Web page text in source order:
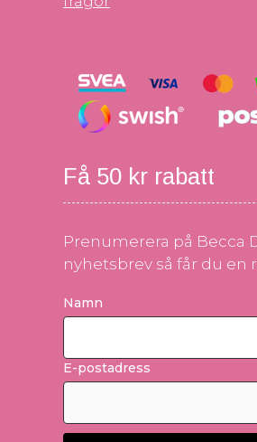
Få 50 kr rabatt
Prenumerera på Becca
nyhetsbrev så får du en
Namn
E-postadress